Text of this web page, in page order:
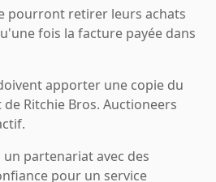
pourront retirer leurs achats
fois la facture payée dans
apporter une copie du
Ritchie Bros. Auctioneers
partenariat avec des
pour un service